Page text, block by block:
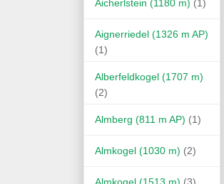
Aicherlstein (1180 m) (1)
Aignerriedel (1326 m AP)
(1)
Alberfeldkogel (1707 m)
(2)
Almberg (811 m AP) (1)
Almkogel (1030 m) (2)
Almkogel (1513 m) (3)